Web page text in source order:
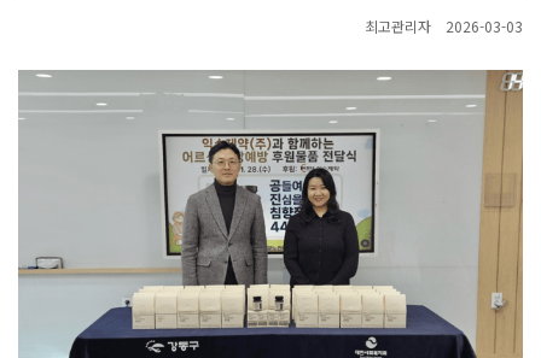
최고관리자 2026-03-03